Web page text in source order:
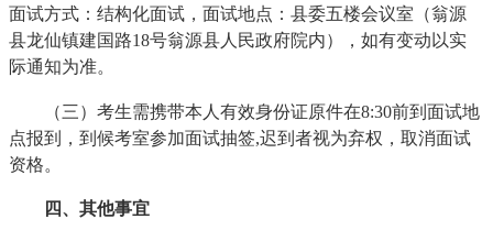
面试方式：结构化面试，面试地点：县委五楼会议室（翁源
县龙仙镇建国路18号翁源县人民政府院内），如有变动以实
际通知为准。
（三）考生需携带本人有效身份证原件在8:30前到面试地
点报到，到候考室参加面试抽签,迟到者视为弃权，取消面试
资格。
四、其他事宜